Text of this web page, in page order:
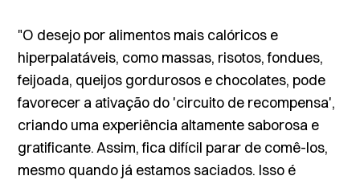
"O desejo por alimentos mais calóricos e
hiperpalatáveis, como massas, risotos, fondues,
feijoada, queijos gordurosos e chocolates, pode
favorecer a ativação do 'circuito de recompensa',
criando uma experiência altamente saborosa e
gratificante. Assim, fica difícil parar de comê-los,
mesmo quando já estamos saciados. Isso é